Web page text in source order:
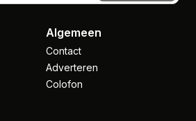
Algemeen
Contact
Adverteren
Colofon